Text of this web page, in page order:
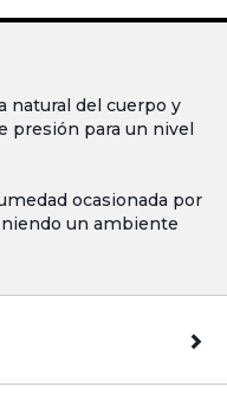
natural del cuerpo y
presión para un nivel
ocasionada por
un ambiente